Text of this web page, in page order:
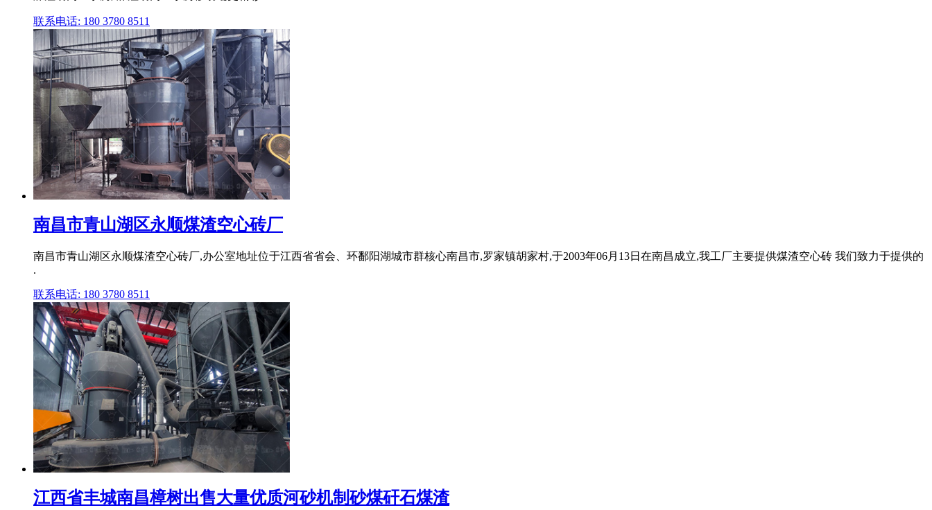
联系电话: 180 3780 8511
南昌市青山湖区永顺煤渣空心砖厂
南昌市青山湖区永顺煤渣空心砖厂,办公室地址位于江西省省会、环鄱阳湖城市群核心南昌市,罗家镇胡家村,于2003年06月13日在南昌成立,我工厂主要提供煤渣空心砖 我们致力于提供的
.
联系电话: 180 3780 8511
江西省丰城南昌樟树出售大量优质河砂机制砂煤矸石煤渣